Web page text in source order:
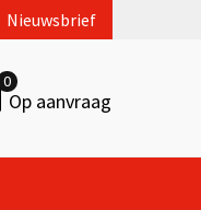
Nieuwsbrief
0
Op aanvraag